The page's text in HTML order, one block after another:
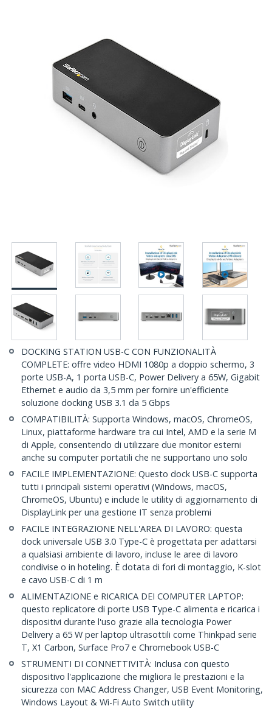
DOCKING STATION USB-C CON FUNZIONALITÀ
COMPLETE: offre video HDMI 1080p a doppio schermo, 3
porte USB-A, 1 porta USB-C, Power Delivery a 65W, Gigabit
Ethernet e audio da 3,5 mm per fornire un'efficiente
soluzione docking USB 3.1 da 5 Gbps
COMPATIBILITÀ: Supporta Windows, macOS, ChromeOS,
Linux, piattaforme hardware tra cui Intel, AMD e la serie M
di Apple, consentendo di utilizzare due monitor esterni
anche su computer portatili che ne supportano uno solo
FACILE IMPLEMENTAZIONE: Questo dock USB-C supporta
tutti i principali sistemi operativi (Windows, macOS,
ChromeOS, Ubuntu) e include le utility di aggiornamento di
DisplayLink per una gestione IT senza problemi
FACILE INTEGRAZIONE NELL'AREA DI LAVORO: questa
dock universale USB 3.0 Type-C è progettata per adattarsi
a qualsiasi ambiente di lavoro, incluse le aree di lavoro
condivise o in hoteling. È dotata di fori di montaggio, K-slot
e cavo USB-C di 1 m
ALIMENTAZIONE e RICARICA DEI COMPUTER LAPTOP:
questo replicatore di porte USB Type-C alimenta e ricarica i
dispositivi durante l'uso grazie alla tecnologia Power
Delivery a 65 W per laptop ultrasottili come Thinkpad serie
T, X1 Carbon, Surface Pro7 e Chromebook USB-C
STRUMENTI DI CONNETTIVITÀ: Inclusa con questo
dispositivo l'applicazione che migliora le prestazioni e la
sicurezza con MAC Address Changer, USB Event Monitoring,
Windows Layout & Wi-Fi Auto Switch utility